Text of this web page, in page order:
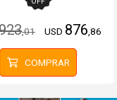
,01 USD 876 ,86
COMPRAR